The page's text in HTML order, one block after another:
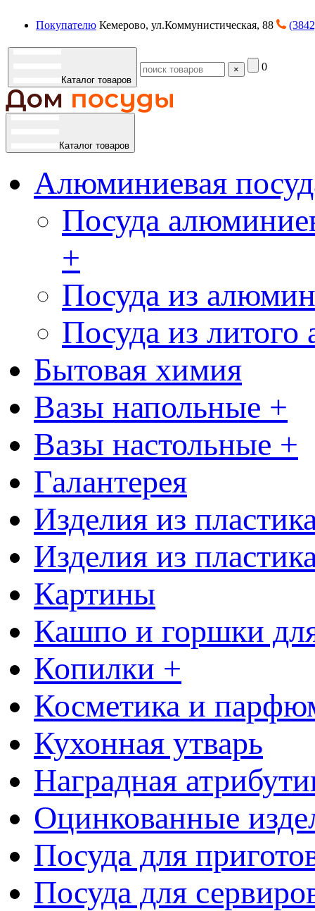
Покупателю Кемерово, ул.Коммунистическая, 88
Каталог товаров
× 0
Каталог товаров
Алюминиевая
Посуда
+
Посуда из
Посуда из
Бытовая химия
Вазы напольные +
Вазы настольные +
Галантерея
Изделия из
Изделия из
Картины
Кашпо и горшки
Копилки +
Косметика и
Кухонная утварь
Наградная
Оцинкованные
Посуда для
Посуда для